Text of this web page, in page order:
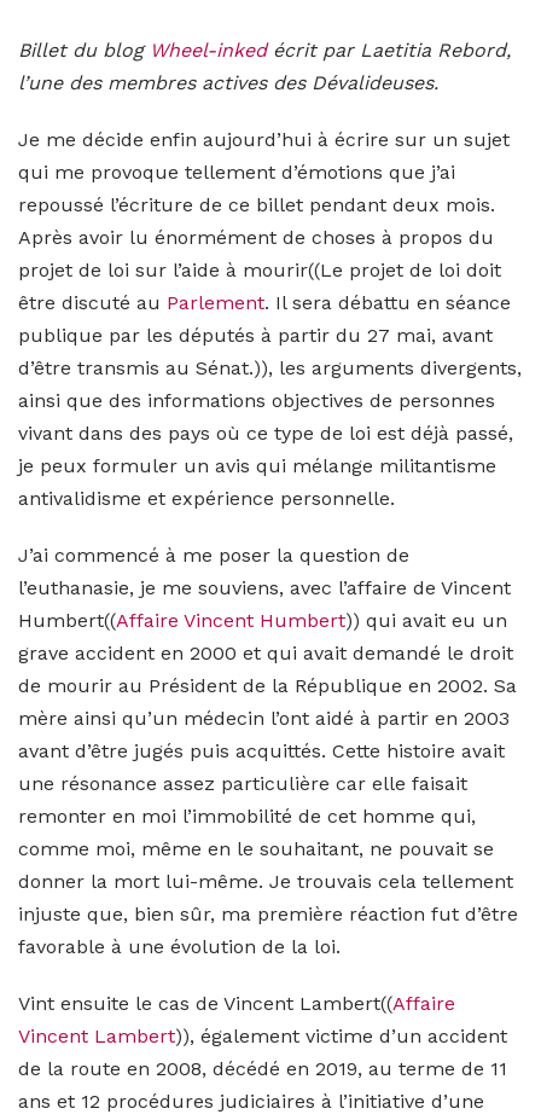
Billet du blog Wheel-inkedécrit par Laetitia Rebord,
l’une des membres actives des Dévalideuses.
Je me décide enfin aujourd’hui à écrire sur un sujet
qui me provoque tellement d’émotions que j’ai
repoussé l’écriture de ce billet pendant deux mois.
Après avoir lu énormément de choses à propos du
projet de loi sur l’aide à mourir((Le projet de loi doit
être discuté au Parlement. Il sera débattu en séance
publique par les députés à partir du 27 mai, avant
d’être transmis au Sénat.)), les arguments divergents,
ainsi que des informations objectives de personnes
vivant dans des pays où ce type de loi est déjà passé,
je peux formuler un avis qui mélange militantisme
antivalidisme et expérience personnelle.
J’ai commencé à me poser la question de
l’euthanasie, je me souviens, avec l’affaire de Vincent
Humbert((Affaire Vincent Humbert)) qui avait eu un
grave accident en 2000 et qui avait demandé le droit
de mourir au Président de la République en 2002. Sa
mère ainsi qu’un médecin l’ont aidé à partir en 2003
avant d’être jugés puis acquittés. Cette histoire avait
une résonance assez particulière car elle faisait
remonter en moi l’immobilité de cet homme qui,
comme moi, même en le souhaitant, ne pouvait se
donner la mort lui-même. Je trouvais cela tellement
injuste que, bien sûr, ma première réaction fut d’être
favorable à une évolution de la loi.
Vint ensuite le cas de Vincent Lambert((Affaire
Vincent Lambert)), également victime d’un accident
de la route en 2008, décédé en 2019, au terme de 11
ans et 12 procédures judiciaires à l’initiative d’une